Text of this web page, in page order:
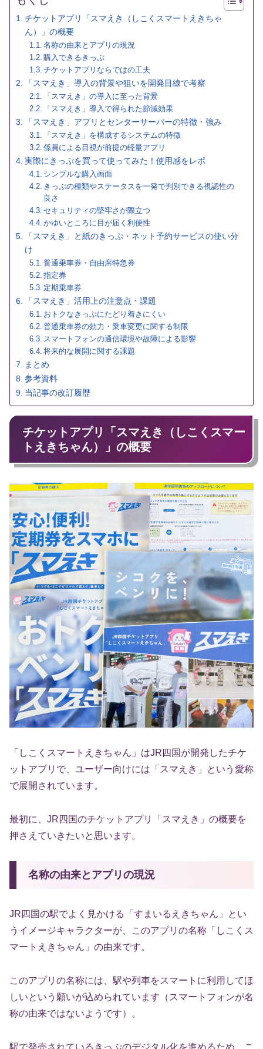
チケットアプリ「スマえき（しこくスマートえきちゃ
ん）」の概要
名称の由来とアプリの現況
購入できるきっぷ
チケットアプリならではの工夫
「スマえき」導入の背景や狙いを開発目線で考察
「スマえき」の導入に至った背景
「スマえき」導入で得られた節減効果
「スマえき」アプリとセンターサーバーの特徴・強み
「スマえき」を構成するシステムの特徴
係員による目視が前提の軽量アプリ
実際にきっぷを買って使ってみた！使用感をレポ
シンプルな購入画面
きっぷの種類やステータスを一発で判別できる視認性の
良さ
セキュリティの堅牢さが際立つ
かゆいところに目が届く利便性
「スマえき」と紙のきっぷ・ネット予約サービスの使い分
け
普通乗車券・自由席特急券
指定券
定期乗車券
「スマえき」活用上の注意点・課題
おトクなきっぷにたどり着きにくい
普通乗車券の効力・乗車変更に関する制限
スマートフォンの通信環境や故障による影響
将来的な展開に関する課題
まとめ
参考資料
当記事の改訂履歴
チケットアプリ「スマえき（しこくスマー
トえきちゃん）」の概要
「しこくスマートえきちゃん」はJR四国が開発したチケ
ットアプリで、ユーザー向けには「スマえき」という愛称
で展開されています。
最初に、JR四国のチケットアプリ「スマえき」の概要を
押さえていきたいと思います。
名称の由来とアプリの現況
JR四国の駅でよく見かける「すまいるえきちゃん」とい
うイメージキャラクターが、このアプリの名称「しこくス
マートえきちゃん」の由来です。
このアプリの名称には、駅や列車をスマートに利用してほ
しいという願いが込められています（スマートフォンが名
称の由来ではないようです）。
駅で発売されているきっぷのデジタル化を進めるため、こ